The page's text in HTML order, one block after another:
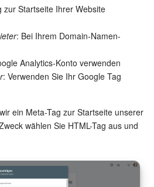
zur Startseite Ihrer Website
: Bei Ihrem Domain-Namen-
Analytics-Konto verwenden
: Verwenden Sie Ihr Google Tag
ein Meta-Tag zur Startseite unserer
wählen Sie HTML-Tag aus und